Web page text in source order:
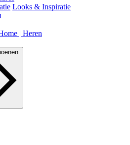
Looks & Inspiratie
| Heren